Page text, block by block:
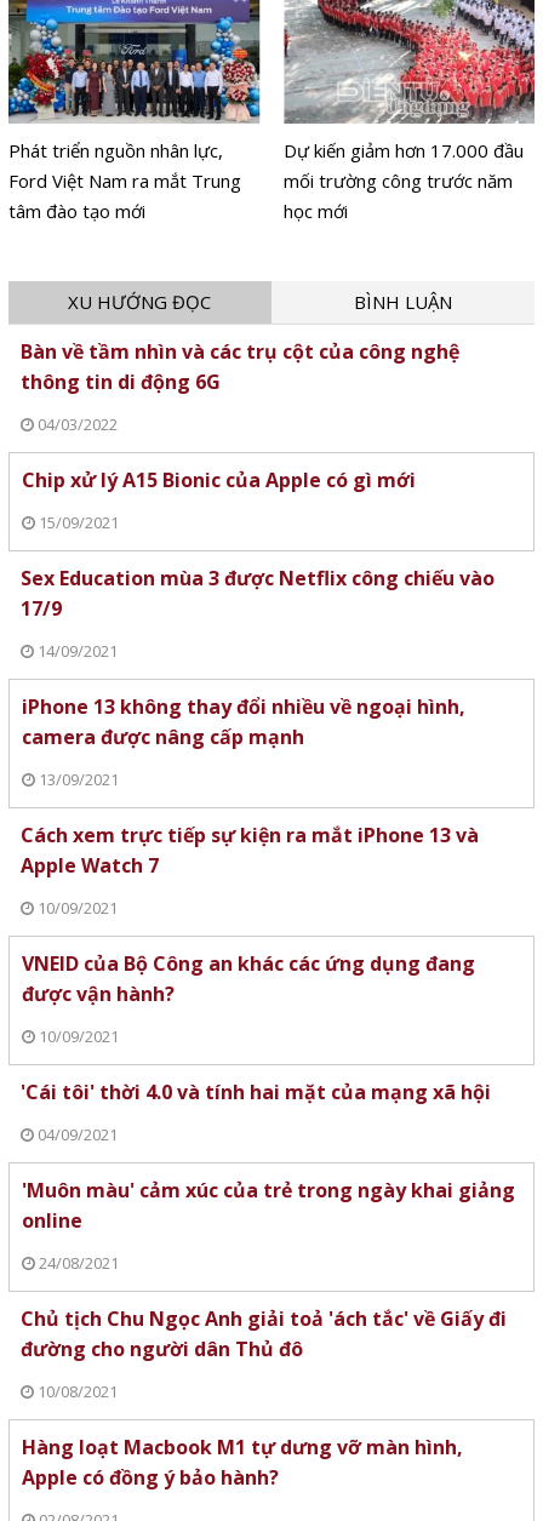
Phát triển nguồn nhân lực,
Ford Việt Nam ra mắt Trung
tâm đào tạo mới
Dự kiến giảm hơn 17.000 đầu
mối trường công trước năm
học mới
XU HƯỚNG ĐỌC BÌNH LUẬN
Bàn về tầm nhìn và các trụ cột của công nghệ
thông tin di động 6G
04/03/2022
Chip xử lý A15 Bionic của Apple có gì mới
15/09/2021
Sex Education mùa 3 được Netflix công chiếu vào
17/9
14/09/2021
iPhone 13 không thay đổi nhiều về ngoại hình,
camera được nâng cấp mạnh
13/09/2021
Cách xem trực tiếp sự kiện ra mắt iPhone 13 và
Apple Watch 7
10/09/2021
VNEID của Bộ Công an khác các ứng dụng đang
được vận hành?
10/09/2021
'Cái tôi' thời 4.0 và tính hai mặt của mạng xã hội
04/09/2021
'Muôn màu' cảm xúc của trẻ trong ngày khai giảng
online
24/08/2021
Chủ tịch Chu Ngọc Anh giải toả 'ách tắc' về Giấy đi
đường cho người dân Thủ đô
10/08/2021
Hàng loạt Macbook M1 tự dưng vỡ màn hình,
Apple có đồng ý bảo hành?